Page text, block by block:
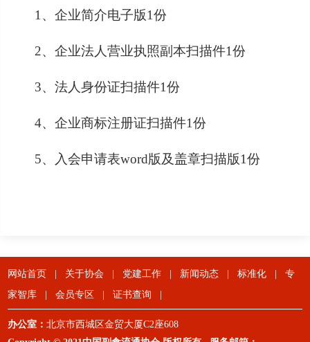
1、企业简介电子版1份
2、企业法人营业执照副本扫描件1份
3、法人身份证扫描件1份
4、企业商标注册证扫描件1份
5、入会申请表word版及盖章扫描版1份
网站首页 关于协会 党建工作 新闻动态 标准化
专
家智库
会员专区 证书查询
办公室：北京市西城区金贸大厦C2座608